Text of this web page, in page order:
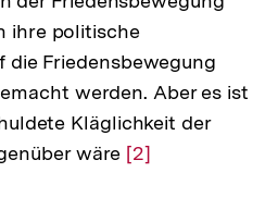
ihre politische
die Friedensbewegung
werden. Aber es ist
Kläglichkeit der
wäre Zur
[2]